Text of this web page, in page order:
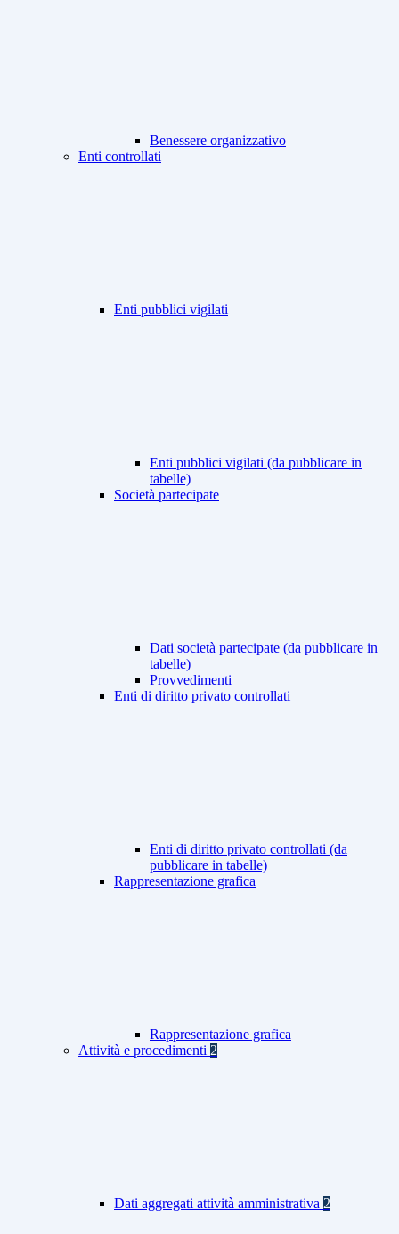
Benessere organizzativo
Enti controllati
Enti pubblici vigilati
Enti pubblici vigilati (da pubblicare in
tabelle)
Società partecipate
Dati società partecipate (da pubblicare in
tabelle)
Provvedimenti
Enti di diritto privato controllati
Enti di diritto privato controllati (da
pubblicare in tabelle)
Rappresentazione grafica
Rappresentazione grafica
Attività e procedimenti 2
Dati aggregati attività amministrativa 2